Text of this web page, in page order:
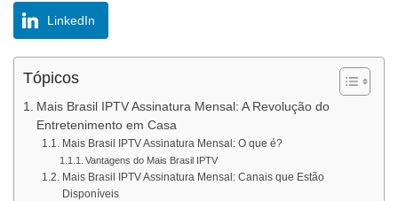
LinkedIn
Tópicos
Mais Brasil IPTV Assinatura Mensal: A Revolução do
Entretenimento em Casa
Mais Brasil IPTV Assinatura Mensal: O que é?
Vantagens do Mais Brasil IPTV
Mais Brasil IPTV Assinatura Mensal: Canais que Estão
Disponíveis